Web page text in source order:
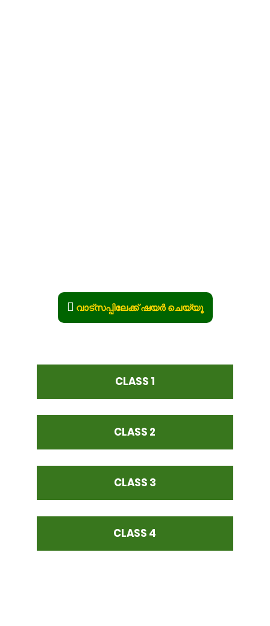
വാട്സപ്പിലേക്ക് ഷയർ ചെയ്യൂ
CLASS 1
CLASS 2
CLASS 3
CLASS 4